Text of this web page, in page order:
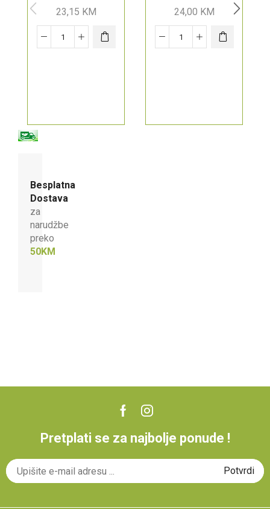
400 ml
23,15 KM 24,00 KM
Besplatna
Dostava
za
narudžbe
preko
50KM
Pretplati se za najbolje ponude !